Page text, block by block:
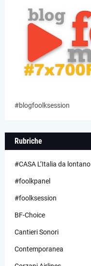
#blogfoolksession
Rubriche
#CASA L’Italia da lontano
#foolkpanel
#foolksession
BF-Choice
Cantieri Sonori
Contemporanea